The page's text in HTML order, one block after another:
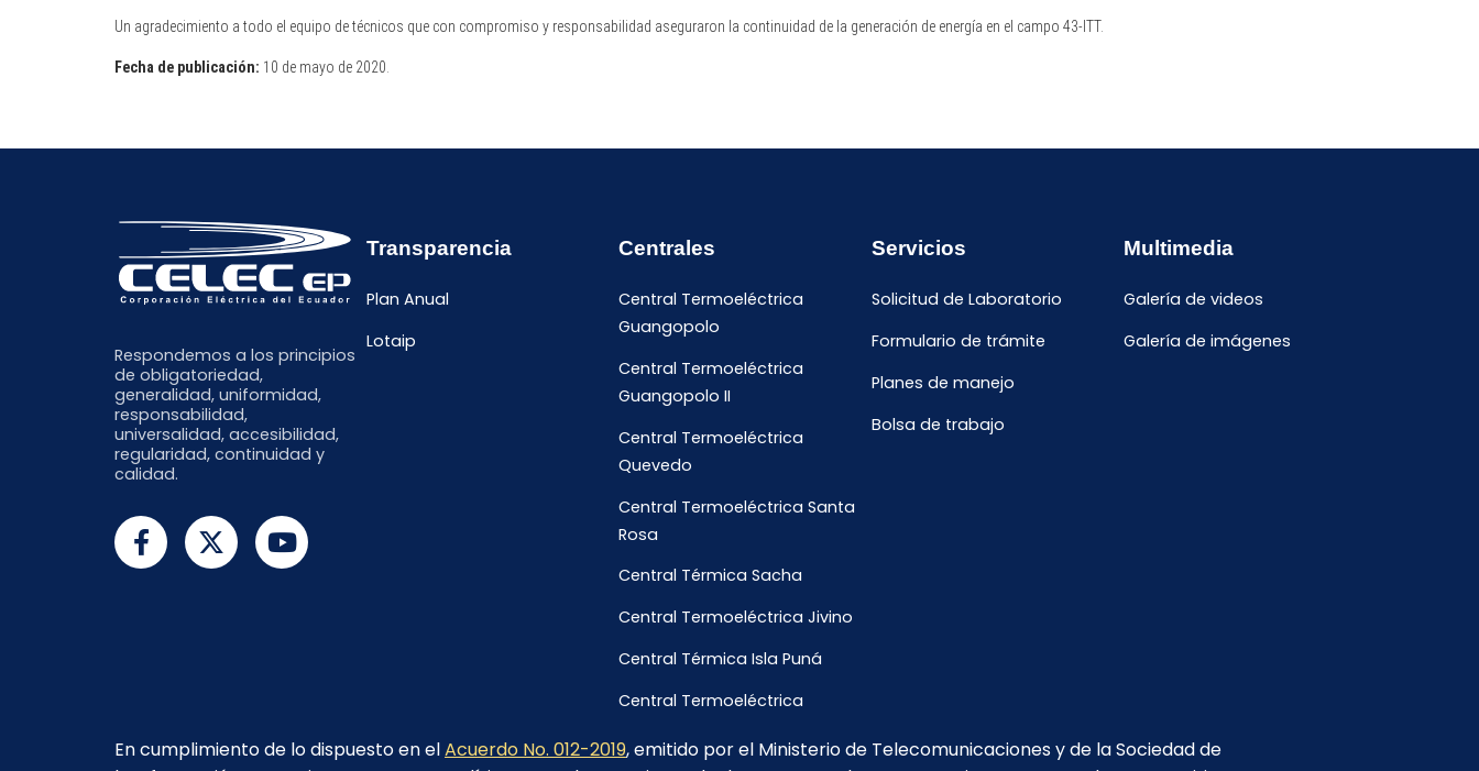
Un agradecimiento a todo el equipo de técnicos que con compromiso y responsabilidad aseguraron la continuidad de la generación de energía en el campo 43-ITT.
Fecha de publicación: 10 de mayo de 2020.
Respondemos a los principios
de obligatoriedad,
generalidad, uniformidad,
responsabilidad,
universalidad, accesibilidad,
regularidad, continuidad y
calidad.
Transparencia
Plan Anual
Lotaip
Centrales
Central Termoeléctrica
Guangopolo
Central Termoeléctrica
Guangopolo II
Central Termoeléctrica
Quevedo
Central Termoeléctrica Santa
Rosa
Central Térmica Sacha
Central Termoeléctrica Jivino
Central Térmica Isla Puná
Central Termoeléctrica
Servicios
Solicitud de Laboratorio
Formulario de trámite
Planes de manejo
Bolsa de trabajo
Multimedia
Galería de videos
Galería de imágenes
En cumplimiento de lo dispuesto en elAcuerdo No. 012-2019, emitido por el Ministerio de Telecomunicaciones y de la Sociedad de